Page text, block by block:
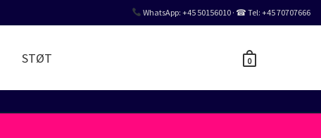
WhatsApp: +45 50156010 · ☎ Tel: +45 70707666
STØT 0